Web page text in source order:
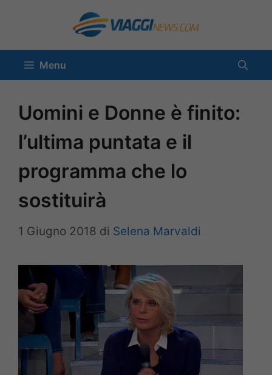
contenuto
Menu
Uomini e Donne è finito:
l’ultima puntata e il
programma che lo
sostituirà
1 Giugno 2018 di Selena Marvaldi